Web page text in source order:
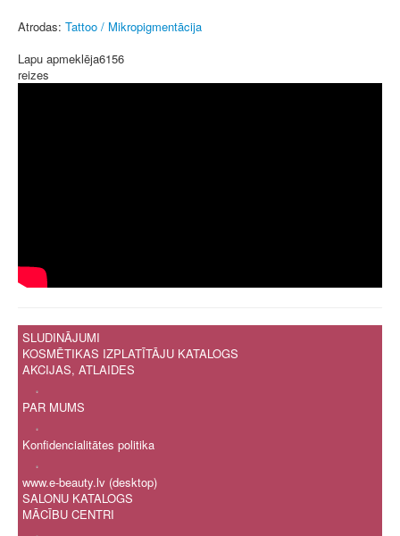
Atrodas: Tattoo / Mikropigmentācija
Lapu apmeklēja6156
reizes
SLUDINĀJUMI
KOSMĒTIKAS IZPLATĪTĀJU KATALOGS
AKCIJAS, ATLAIDES
.
PAR MUMS
.
Konfidencialitātes politika
.
www.e-beauty.lv (desktop)
SALONU KATALOGS
MĀCĪBU CENTRI
.